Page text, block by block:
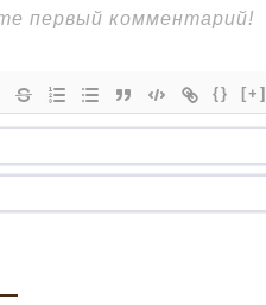
{} [+]